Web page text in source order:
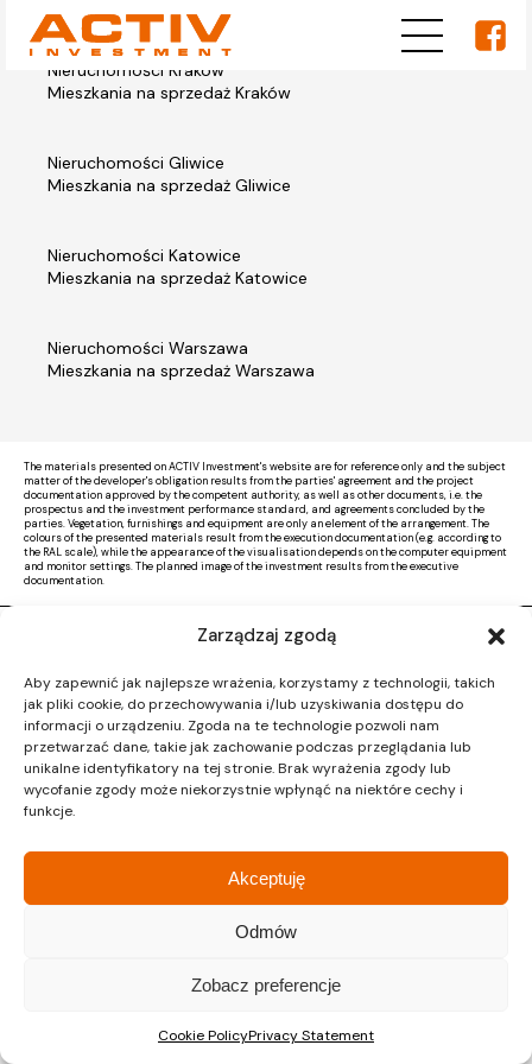
Zarządzaj zgodą
Aby zapewnić jak najlepsze wrażenia, korzystamy z technologii, takich
jak pliki cookie, do przechowywania i/lub uzyskiwania dostępu do
informacji o urządzeniu. Zgoda na te technologie pozwoli nam
przetwarzać dane, takie jak zachowanie podczas przeglądania lub
unikalne identyfikatory na tej stronie. Brak wyrażenia zgody lub
wycofanie zgody może niekorzystnie wpłynąć na niektóre cechy i
funkcje.
Akceptuję
Odmów
Zobacz preferencje
Cookie PolicyPrivacy Statement
Nieruchomości Kraków
Mieszkania na sprzedaż Kraków
Nieruchomości Gliwice
Mieszkania na sprzedaż Gliwice
Nieruchomości Katowice
Mieszkania na sprzedaż Katowice
Nieruchomości Warszawa
Mieszkania na sprzedaż Warszawa
The materials presented on ACTIV Investment's website are for reference only and the subject
matter of the developer's obligation results from the parties' agreement and the project
documentation approved by the competent authority, as well as other documents, i.e. the
prospectus and the investment performance standard, and agreements concluded by the
parties. Vegetation, furnishings and equipment are only an element of the arrangement. The
colours of the presented materials result from the execution documentation (e.g. according to
the RAL scale), while the appearance of the visualisation depends on the computer equipment
and monitor settings. The planned image of the investment results from the executive
documentation.
Activ Investment|Polityka prywatności
Design by CTL MEDIA | Strona www: Proformat